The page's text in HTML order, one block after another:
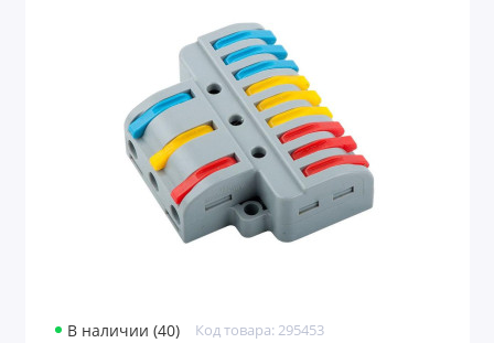
В наличии (40) Код товара: 295453